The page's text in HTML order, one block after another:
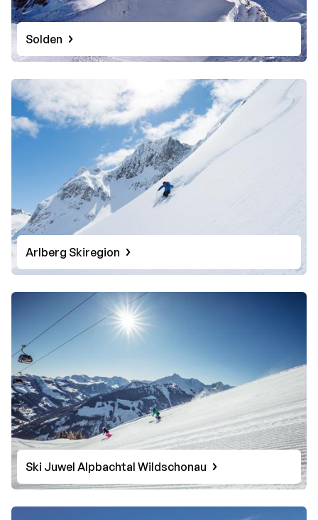
Solden
Arlberg Skiregion
Ski Juwel Alpbachtal Wildschonau